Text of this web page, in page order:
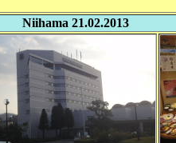
Niihama 21.02.2013